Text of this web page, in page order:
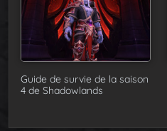
Guide de survie de la saison
4 de Shadowlands